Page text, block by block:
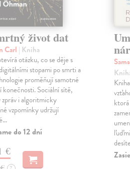
život dat
Carl | Kniha
otázku, co se děje s
stopami po smrti a
proměňují samotné
konečnosti. Sociální sítě,
i algoritmicky
vzpomínky udržují
do 12 dní
€